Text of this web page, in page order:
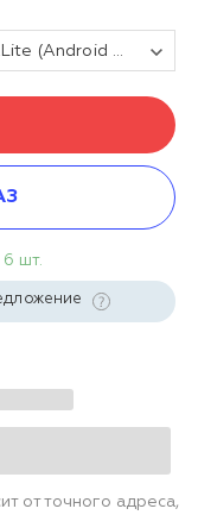
Мобильный терминал АТОЛ SMART.Lite (Android 7.0, 3G, 2D Imager SE4710, 4”, Camera, 2Гбх16Гб, Wi-Fi b/g/n, 5200 mAh, Bluetooth, БП)
6 шт.
от точного адреса,